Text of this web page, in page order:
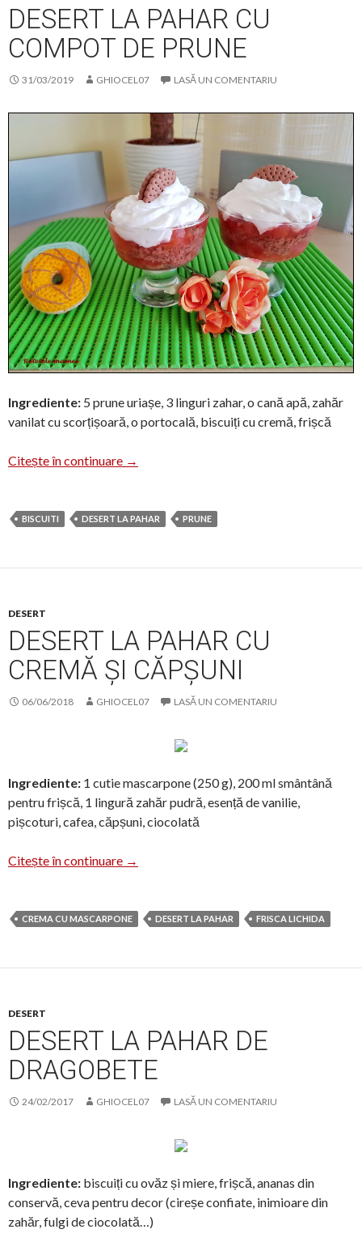
DESERT LA PAHAR CU
COMPOT DE PRUNE
31/03/2019 GHIOCEL07 LASĂ UN COMENTARIU
Ingrediente: 5 prune uriașe, 3 linguri zahar, o cană apă, zahăr
vanilat cu scorțișoară, o portocală, biscuiți cu cremă, frișcă
Citește în continuare Desert la pahar cu compot de prune
→
BISCUITI DESERT LA PAHAR PRUNE
DESERT
DESERT LA PAHAR CU
CREMĂ ȘI CĂPȘUNI
06/06/2018 GHIOCEL07 LASĂ UN COMENTARIU
Ingrediente: 1 cutie mascarpone (250 g), 200 ml smântână
pentru frișcă, 1 lingură zahăr pudră, esență de vanilie,
pișcoturi, cafea, căpșuni, ciocolată
Citește în continuare Desert la pahar cu cremă și căpșuni
→
CREMA CU MASCARPONE DESERT LA PAHAR FRISCA LICHIDA
DESERT
DESERT LA PAHAR DE
DRAGOBETE
24/02/2017 GHIOCEL07 LASĂ UN COMENTARIU
Ingrediente: biscuiți cu ovăz și miere, frișcă, ananas din
conservă, ceva pentru decor (cireșe confiate, inimioare din
zahăr, fulgi de ciocolată…)